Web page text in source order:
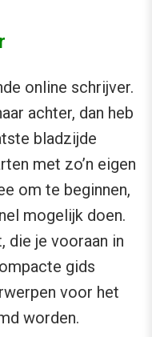
online schrijver.
achter, dan heb
bladzijde
met zo’n eigen
om te beginnen,
mogelijk doen.
die je vooraan in
gids
voor het
worden.